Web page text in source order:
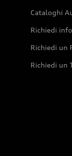
Cataloghi
Richiedi
Richiedi un
Richiedi un